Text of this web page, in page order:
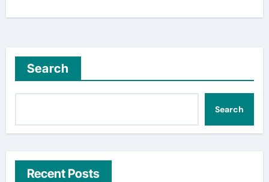
Search
Search
Recent Posts